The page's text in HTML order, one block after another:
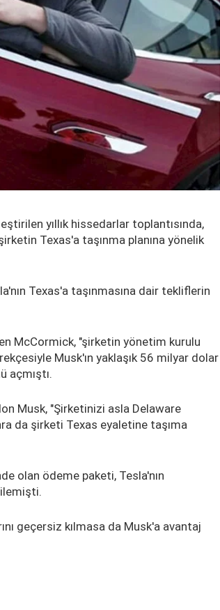
yıllık hissedarlar toplantısında,
Texas'a taşınma planına yönelik
Texas'a taşınmasına dair tekliflerin
McCormick, "şirketin yönetim kurulu
Musk'ın yaklaşık 56 milyar dolar
açmıştı.
Musk, "Şirketinizi asla Delaware
da şirketi Texas eyaletine taşıma
olan ödeme paketi, Tesla'nın
geçersiz kılmasa da Musk'a avantaj